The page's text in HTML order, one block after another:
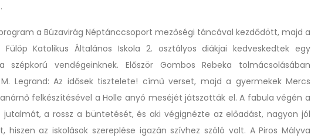
a Búzavirág Néptánccsoport mezőségi táncával kezdődött, majd a
Fülöp Katolikus Általános Iskola 2. osztályos diákjai kedveskedtek egy
szépkorú vendégeinknek. Először Gombos Rebeka tolmácsolásában
Legrand: Az idősek tisztelete! című verset, majd a gyermekek Mercs
felkészítésével a Holle anyó meséjét játszották el. A fabula végén a
jutalmát, a rossz a büntetését, és aki végignézte az előadást, nagyon jól
hiszen az iskolások szereplése igazán szívhez szóló volt. A Piros Mályva